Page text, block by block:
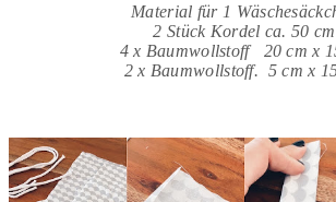
Material für 1
2 Stück Kordel ca. 50 cm
4 x Baumwollstoff 20 cm x
2 x Baumwollstoff. 5 cm x